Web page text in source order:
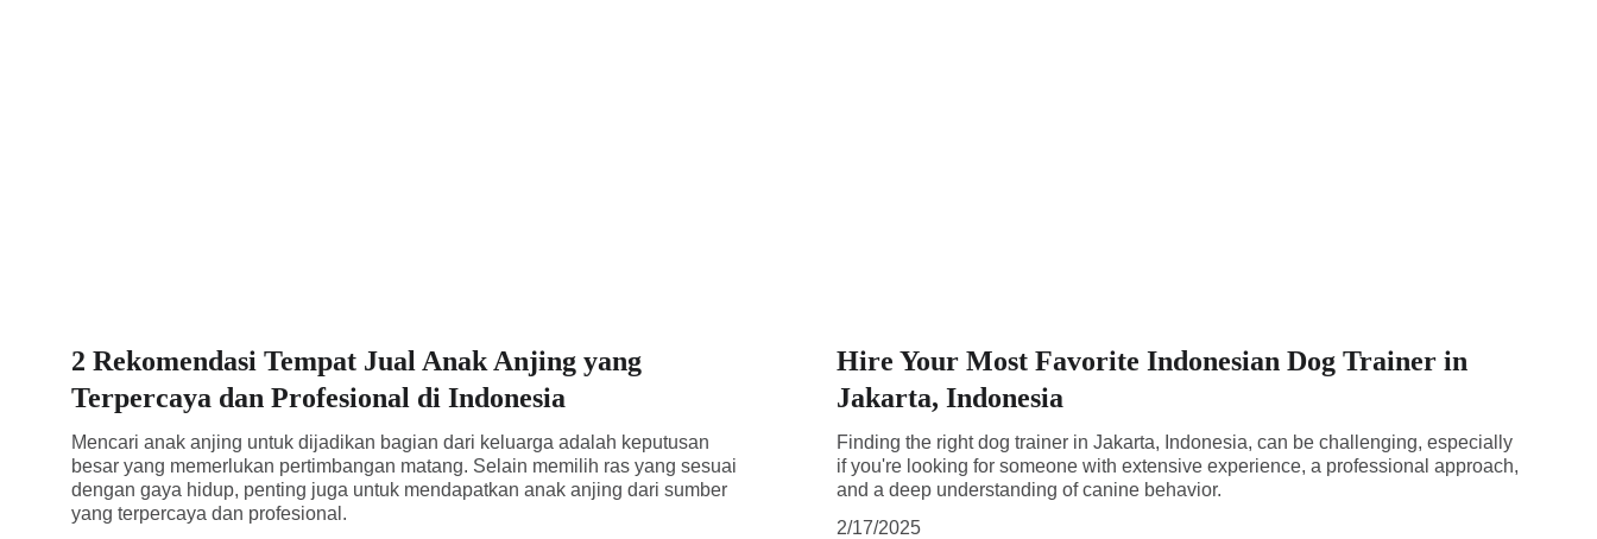
2 Rekomendasi Tempat Jual Anak Anjing yang
Terpercaya dan Profesional di Indonesia
Mencari anak anjing untuk dijadikan bagian dari keluarga adalah keputusan
besar yang memerlukan pertimbangan matang. Selain memilih ras yang sesuai
dengan gaya hidup, penting juga untuk mendapatkan anak anjing dari sumber
yang terpercaya dan profesional.
Hire Your Most Favorite Indonesian Dog Trainer in
Jakarta, Indonesia
Finding the right dog trainer in Jakarta, Indonesia, can be challenging, especially
if you're looking for someone with extensive experience, a professional approach,
and a deep understanding of canine behavior.
2/17/2025